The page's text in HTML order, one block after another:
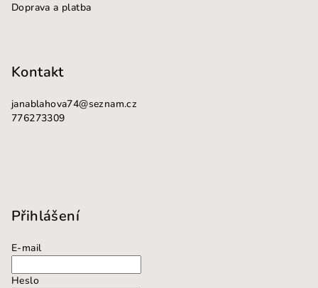
Doprava a platba
Kontakt
janablahova74@seznam.cz
776273309
Přihlášení
E-mail
Heslo